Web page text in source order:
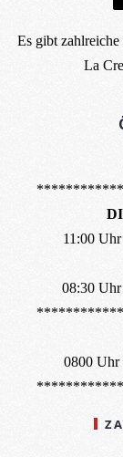
Es gibt
La
11:00
08:30
0800 Uhr